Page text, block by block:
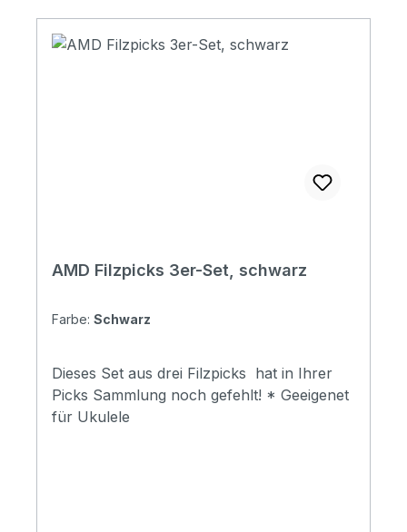
AMD Filzpicks 3er-Set, schwarz
Farbe: Schwarz
Dieses Set aus drei Filzpicks hat in Ihrer
Picks Sammlung noch gefehlt! * Geeigenet
für Ukulele